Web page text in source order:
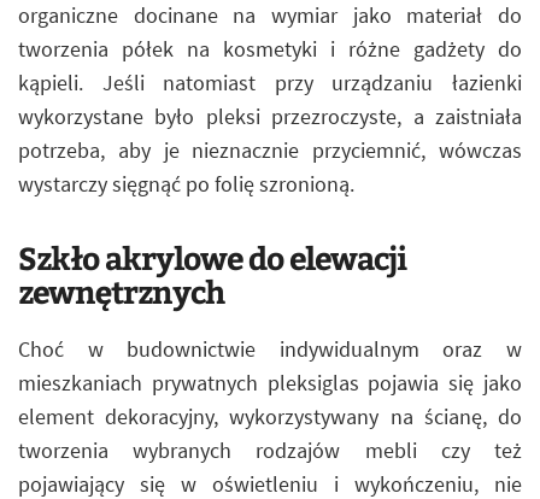
organiczne docinane na wymiar jako materiał do
tworzenia półek na kosmetyki i różne gadżety do
kąpieli. Jeśli natomiast przy urządzaniu łazienki
wykorzystane było pleksi przezroczyste, a zaistniała
potrzeba, aby je nieznacznie przyciemnić, wówczas
wystarczy sięgnąć po folię szronioną.
Szkło akrylowe do elewacji
zewnętrznych
Choć w budownictwie indywidualnym oraz w
mieszkaniach prywatnych pleksiglas pojawia się jako
element dekoracyjny, wykorzystywany na ścianę, do
tworzenia wybranych rodzajów mebli czy też
pojawiający się w oświetleniu i wykończeniu, nie